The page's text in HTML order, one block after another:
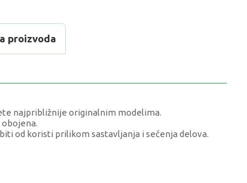
proizvoda
najpribližnije originalnim modelima.
od koristi prilikom sastavljanja i sečenja delova.